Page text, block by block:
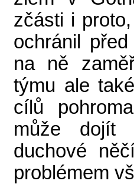
zčásti i
ochránil
na ně
týmu ale
cílů
může
duchové
problémem